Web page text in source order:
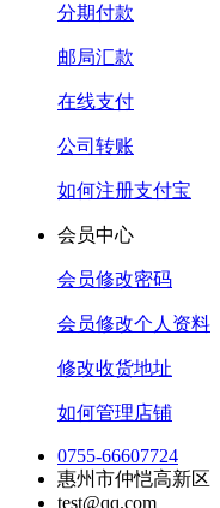
分期付款
邮局汇款
在线支付
公司转账
如何注册支付宝
会员中心
会员修改密码
会员修改个人资料
修改收货地址
如何管理店铺
0755-66607724
惠州市仲恺高新区
test@qq.com